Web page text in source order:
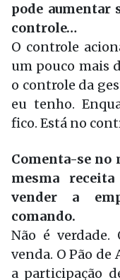
pode aumentar
controle…
O controle
um pouco mais
o controle da
eu tenho.
fico. Está no
Comenta-se no
mesma
vender a
comando.
Não é verdade.
venda. O Pão de
a participação